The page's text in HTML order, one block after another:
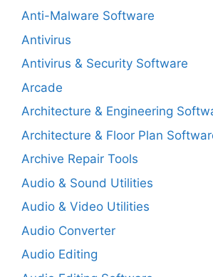
Anti-Malware Software
Antivirus
Antivirus & Security Software
Arcade
Architecture & Engineering
Architecture & Floor Plan
Archive Repair Tools
Audio & Sound Utilities
Audio & Video Utilities
Audio Converter
Audio Editing